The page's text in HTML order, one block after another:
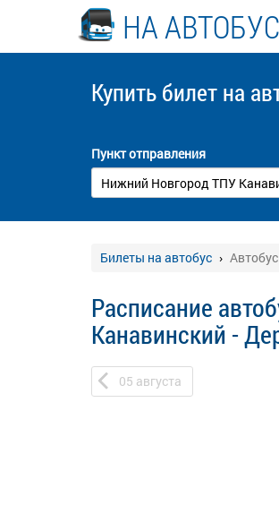
НА АВТОБУС
Купить билет на
Пункт отправления
Билеты на автобус
Расписание
Канавинский -
05 августа